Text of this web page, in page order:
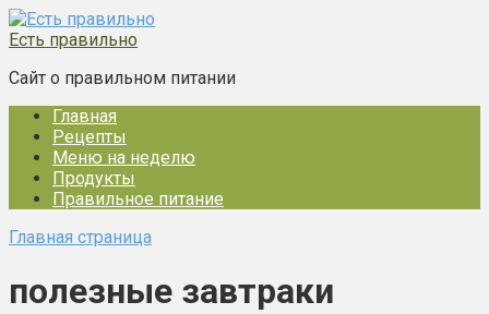
Перейти
к
Есть правильно
Сайт о правильном питании
Главная
Рецепты
Меню на неделю
Продукты
Правильное питание
Главная страница
полезные завтраки